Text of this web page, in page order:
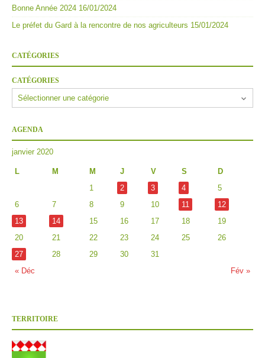
Bonne Année 2024 16/01/2024
Le préfet du Gard à la rencontre de nos agriculteurs 15/01/2024
CATÉGORIES
CATÉGORIES
AGENDA
janvier 2020
L M M J V S D
« Déc Fév »
1 2 3 4
5
6
7 8 9 10 11
12
13
14 15 16 17 18
19
20
21 22 23 24 25
26
27
28 29 30 31
TERRITOIRE